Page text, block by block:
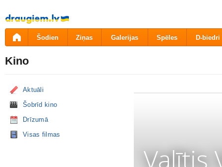
Pāriet
uz
saturu
Šodien Ziņas Galerijas Spēles D-biedri
Kino
Aktuāli
Šobrīd kino
Drīzumā
Visas filmas
Valītis